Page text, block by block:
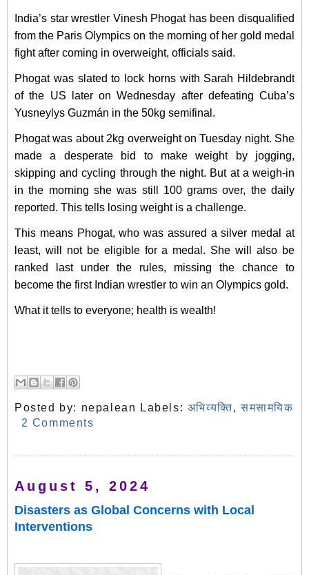
India’s star wrestler Vinesh Phogat has been disqualified
from the Paris Olympics on the morning of her gold medal
fight after coming in overweight, officials said.
Phogat was slated to lock horns with Sarah Hildebrandt
of the US later on Wednesday after defeating Cuba’s
Yusneylys Guzmán in the 50kg semifinal.
Phogat was about 2kg overweight on Tuesday night. She
made a desperate bid to make weight by jogging,
skipping and cycling through the night. But at a weigh-in
in the morning she was still 100 grams over, the daily
reported. This tells losing weight is a challenge.
This means Phogat, who was assured a silver medal at
least, will not be eligible for a medal. She will also be
ranked last under the rules, missing the chance to
become the first Indian wrestler to win an Olympics gold.
What it tells to everyone; health is wealth!
Posted by: nepalean Labels: अभिव्यक्ति,समसामयिक
2 Comments
August 5, 2024
Disasters as Global Concerns with Local
Interventions